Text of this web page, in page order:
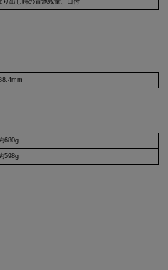
り出し時の電池残量、日付
680g
598g